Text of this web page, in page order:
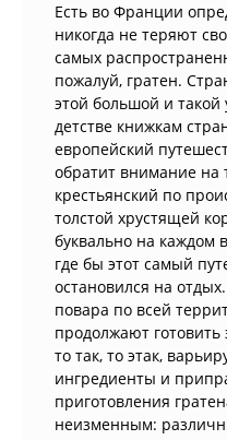
Есть во Франции
никогда не теряют
самых
пожалуй, гратен.
этой большой и
детстве книжкам
европейский
обратит внимание на
крестьянский по
толстой хрустящей
буквально на каждом
где бы этот самый
остановился на
повара по всей
продолжают
то так, то этак,
ингредиенты и
приготовления
неизменным: